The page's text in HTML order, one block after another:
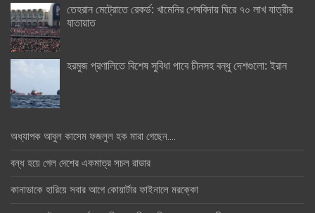
তেহরান মেট্রোতে রেকর্ড: খামেনির শেষবিদায় ঘিরে ৭০ লাখ যাত্রীর
যাতায়াত
হরমুজ প্রণালিতে বিশেষ সুবিধা পাবে চীনসহ বন্ধু দেশগুলো: ইরান
অধ্যাপক আবুল কাসেম ফজলুল হক মারা গেছেন….
বন্ধ হয়ে গেল দেশের একমাত্র সচল রাডার
কানাডাকে হারিয়ে সবার আগে কোয়ার্টার ফাইনালে মরক্কো